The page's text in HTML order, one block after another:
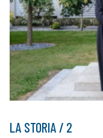
LA STORIA / 2